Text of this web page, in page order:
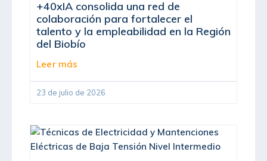
+40xIA consolida una red de
colaboración para fortalecer el
talento y la empleabilidad en la Región
del Biobío
Leer más
23 de julio de 2026